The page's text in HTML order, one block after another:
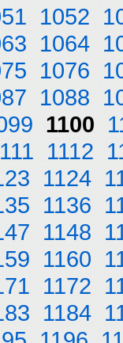
1052
1064
1076
1088
1100
1112
1124
1136
1148
1160
1172
1184